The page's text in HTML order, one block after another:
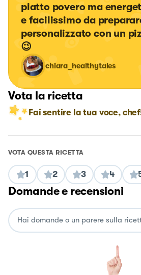
piatto povero ma
e facilissimo da
personalizzato con un
😉
chiara_healthytales
Vota la ricetta
Fai sentire la tua voce,
VOTA QUESTA RICETTA
1 2 3 4
Domande e recensioni